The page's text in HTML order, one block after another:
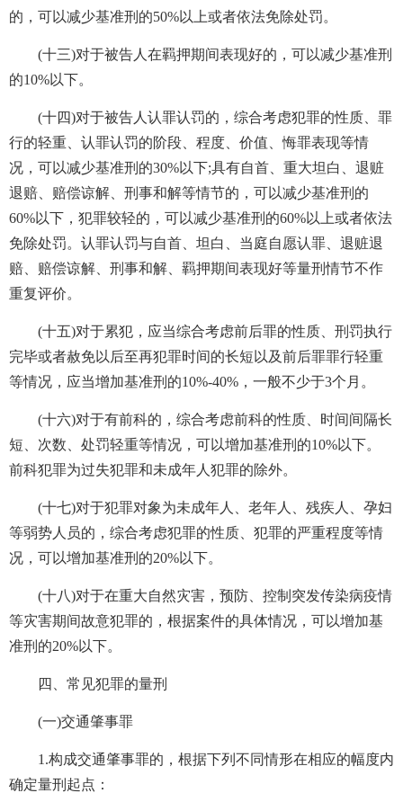
的，可以减少基准刑的50%以上或者依法免除处罚。
(十三)对于被告人在羁押期间表现好的，可以减少基准刑
的10%以下。
(十四)对于被告人认罪认罚的，综合考虑犯罪的性质、罪
行的轻重、认罪认罚的阶段、程度、价值、悔罪表现等情
况，可以减少基准刑的30%以下;具有自首、重大坦白、退赃
退赔、赔偿谅解、刑事和解等情节的，可以减少基准刑的
60%以下，犯罪较轻的，可以减少基准刑的60%以上或者依法
免除处罚。认罪认罚与自首、坦白、当庭自愿认罪、退赃退
赔、赔偿谅解、刑事和解、羁押期间表现好等量刑情节不作
重复评价。
(十五)对于累犯，应当综合考虑前后罪的性质、刑罚执行
完毕或者赦免以后至再犯罪时间的长短以及前后罪罪行轻重
等情况，应当增加基准刑的10%-40%，一般不少于3个月。
(十六)对于有前科的，综合考虑前科的性质、时间间隔长
短、次数、处罚轻重等情况，可以增加基准刑的10%以下。
前科犯罪为过失犯罪和未成年人犯罪的除外。
(十七)对于犯罪对象为未成年人、老年人、残疾人、孕妇
等弱势人员的，综合考虑犯罪的性质、犯罪的严重程度等情
况，可以增加基准刑的20%以下。
(十八)对于在重大自然灾害，预防、控制突发传染病疫情
等灾害期间故意犯罪的，根据案件的具体情况，可以增加基
准刑的20%以下。
四、常见犯罪的量刑
(一)交通肇事罪
1.构成交通肇事罪的，根据下列不同情形在相应的幅度内
确定量刑起点：